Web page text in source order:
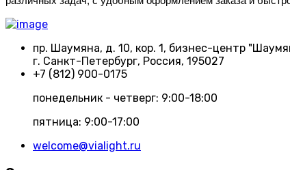
пр. Шаумяна, д. 10, кор. 1, бизнес-центр
г. Санкт-Петербург, Россия, 195027
+7 (812) 900-0175
понедельник - четверг: 9:00-18:00
пятница: 9:00-17:00
welcome@vialight.ru